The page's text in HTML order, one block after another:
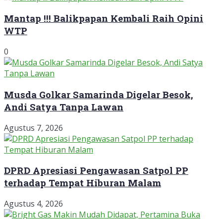
Mantap !!! Balikpapan Kembali Raih Opini
WTP
0
Musda Golkar Samarinda Digelar Besok,
Andi Satya Tanpa Lawan
Agustus 7, 2026
DPRD Apresiasi Pengawasan Satpol PP
terhadap Tempat Hiburan Malam
Agustus 4, 2026